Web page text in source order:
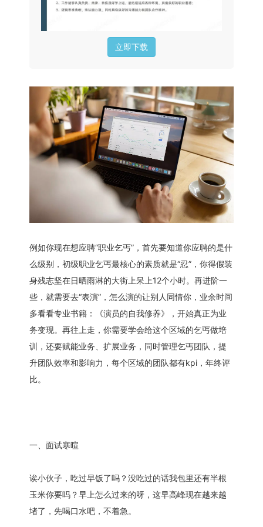
立即下载
例如你现在想应聘“职业乞丐”，首先要知道你应聘的是什
么级别，初级职业乞丐最核心的素质就是“忍”，你得假装
身残志坚在日晒雨淋的大街上呆上12个小时。再进阶一
些，就需要去“表演”，怎么演的让别人同情你，业余时间
多看看专业书籍：《演员的自我修养》，开始真正为业
务变现。再往上走，你需要学会给这个区域的乞丐做培
训，还要赋能业务、扩展业务，同时管理乞丐团队，提
升团队效率和影响力，每个区域的团队都有kpi，年终评
比。
一、面试寒暄
诶小伙子，吃过早饭了吗？没吃过的话我包里还有半根
玉米你要吗？早上怎么过来的呀，这早高峰现在越来越
堵了，先喝口水吧，不着急。